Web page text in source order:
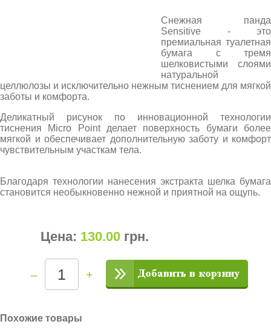
Снежная панда
Sensitive - это
премиальная туалетная
бумага с тремя
шелковистыми слоями
натуральной
целлюлозы и исключительно нежным тиснением для мягкой
заботы и комфорта.
Деликатный рисунок по инновационной технологии
тиснения Micro Point делает поверхность бумаги более
мягкой и обеспечивает дополнительную заботу и комфорт
чувствительным участкам тела.
Благодаря технологии нанесения экстракта шелка бумага
становится необыкновенно нежной и приятной на ощупь.
Цена: 130.00 грн.
– +
Похожие товары